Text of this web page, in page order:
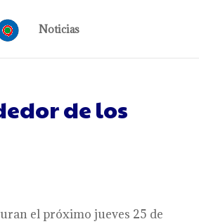
Noticias
de los
el próximo jueves 25 de